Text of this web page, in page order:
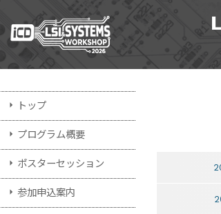
arrow_right トップ
arrow_right プログラム概要
arrow_right ポスターセッション
arrow_right 参加申込案内